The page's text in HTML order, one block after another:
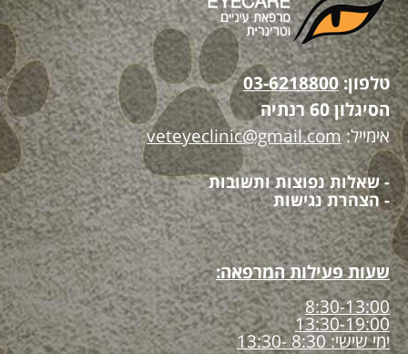
טלפון:03-6218800
הסיגלון 60 רנתיה
אימייל:veteyeclinic@gmail.com
- שאלות נפוצות ותשובות
- הצהרת נגישות
שעות פעילות המרפאה:
8:30-13:00
13:30-19:00
ימי שישי: 8:30 -13:30